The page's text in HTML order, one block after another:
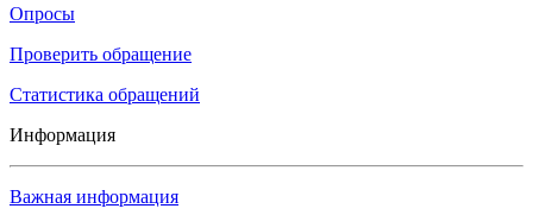
Опросы
Проверить обращение
Статистика обращений
Информация
Важная информация